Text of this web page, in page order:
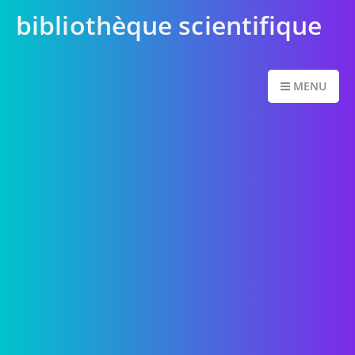
bibliothèque scientifique
MENU